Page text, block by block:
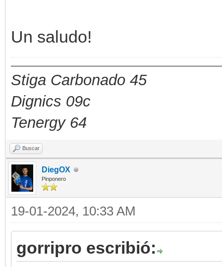
Un saludo!
Stiga Carbonado 45
Dignics 09c
Tenergy 64
Buscar
DiegOX
Pinponero
19-01-2024, 10:33 AM
gorripro escribió: